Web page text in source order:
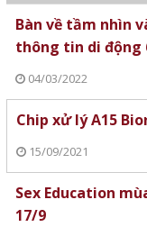
Bàn về tầm nhìn
thông tin di động
04/03/2022
Chip xử lý A15
15/09/2021
Sex Education
17/9